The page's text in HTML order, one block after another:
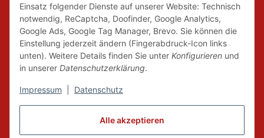
Alle akzeptieren
Einsatz folgender Dienste auf unserer Website: Technisch
notwendig, ReCaptcha, Doofinder, Google Analytics,
Google Ads, Google Tag Manager, Brevo. Sie können die
Einstellung jederzeit ändern (Fingerabdruck-Icon links
unten). Weitere Details finden Sie unter Konfigurieren und
in unserer Datenschutzerklärung.
Impressum Datenschutz
Wir tragen Verantwortung und erfüllen unsere
Pflichten zur Systembeteiligung nach dem
Verpackungsgesetz.
FAIRCOMMERCE
Wir sind seit 04.12.2015 Mitglied der Initiative